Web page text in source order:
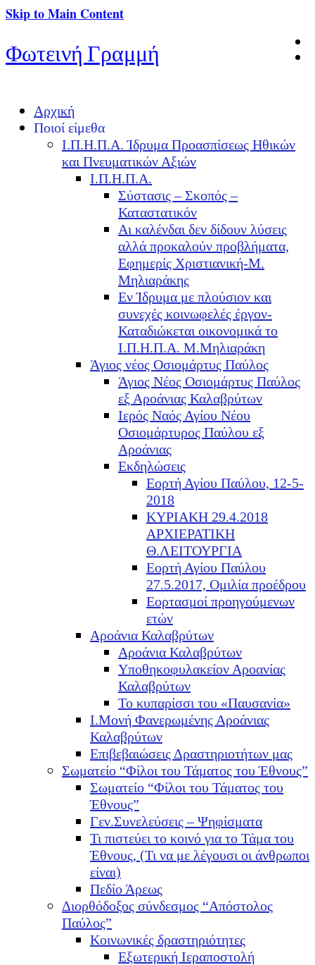
Skip to Main Content
Φωτεινή Γραμμή
Αρχική
Ποιοί είμεθα
Ι.Π.Η.Π.Α. Ίδρυμα Προασπίσεως Ηθικών
και Πνευματικών Αξιών
Ι.Π.Η.Π.Α.
Σύστασις – Σκοπός –
Καταστατικόν
Αι καλένδαι δεν δίδουν λύσεις
αλλά προκαλούν προβλήματα,
Εφημερίς Χριστιανική-Μ.
Μηλιαράκης
Εν Ίδρυμα με πλούσιον και
συνεχές κοινωφελές έργον-
Καταδιώκεται οικονομικά το
Ι.Π.Η.Π.Α. Μ.Μηλιαράκη
Άγιος νέος Οσιομάρτυς Παύλος
Άγιος Νέος Οσιομάρτυς Παύλος
εξ Αροάνιας Καλαβρύτων
Ιερός Ναός Αγίου Νέου
Οσιομάρτυρος Παύλου εξ
Αροάνιας
Εκδηλώσεις
Εορτή Αγίου Παύλου, 12-5-
2018
ΚΥΡΙΑΚΗ 29.4.2018
ΑΡΧΙΕΡΑΤΙΚΗ
Θ.ΛΕΙΤΟΥΡΓΙΑ
Εορτή Αγίου Παύλου
27.5.2017, Ομιλία προέδρου
Εορτασμοί προηγούμενων
ετών
Αροάνια Καλαβρύτων
Αροάνια Καλαβρύτων
Υποθηκοφυλακείον Αροανίας
Καλαβρύτων
Το κυπαρίσσι του «Παυσανία»
Ι.Μονή Φανερωμένης Αροάνιας
Καλαβρύτων
Επιβεβαιώσεις Δραστηριοτήτων μας
Σωματείο “Φίλοι του Τάματος του Έθνους”
Σωματείο “Φίλοι του Τάματος του
Έθνους”
Γεν.Συνελεύσεις – Ψηφίσματα
Τι πιστεύει το κοινό για το Τάμα του
Έθνους, (Τι να με λέγουσι οι άνθρωποι
είναι)
Πεδίο Άρεως
Διορθόδοξος σύνδεσμος “Απόστολος
Παύλος”
Κοινωνικές δραστηριότητες
Εξωτερική Ιεραποστολή